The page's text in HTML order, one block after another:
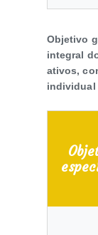
Objetivo
integral
ativos,
individual